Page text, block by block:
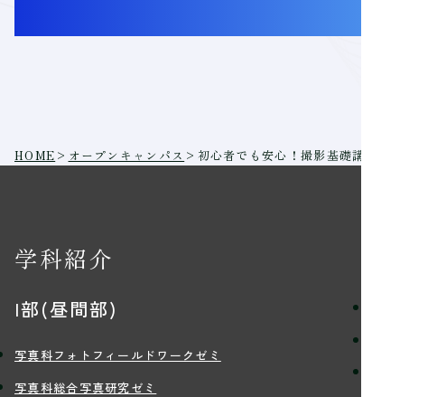
HOME > オープンキャンパス > 初心者でも安心！撮影基礎講座－機材編－
学科紹介
I部(昼間部)
写真科フォトフィールドワークゼミ
写真科総合写真研究ゼミ